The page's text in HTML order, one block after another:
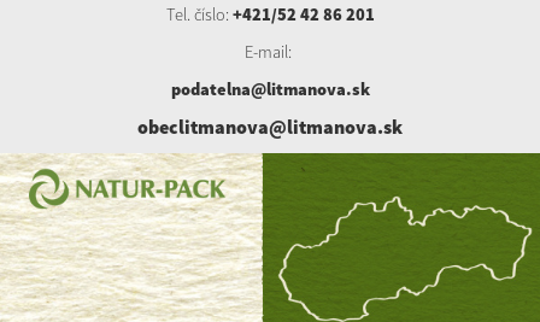
Tel. číslo: +421/52 42 86 201
E-mail:
podatelna@litmanova.sk
obeclitmanova@litmanova.sk